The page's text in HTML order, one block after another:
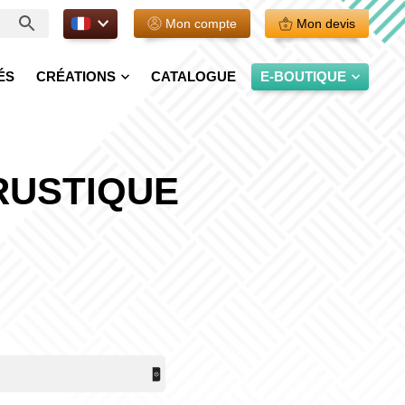
FR. Mon compte Mon devis
CRÉATIONS CATALOGUE E-BOUTIQUE